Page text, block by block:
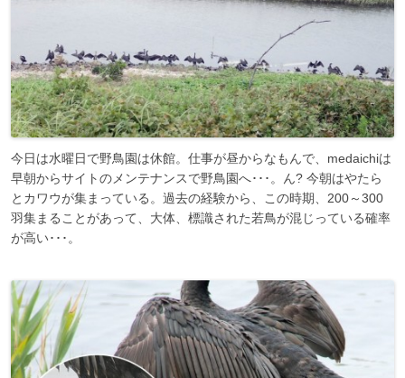
今日は水曜日で野鳥園は休館。仕事が昼からなもんで、medaichiは
早朝からサイトのメンテナンスで野鳥園へ･･･。ん? 今朝はやたら
とカワウが集まっている。過去の経験から、この時期、200～300
羽集まることがあって、大体、標識された若鳥が混じっている確率
が高い･･･。